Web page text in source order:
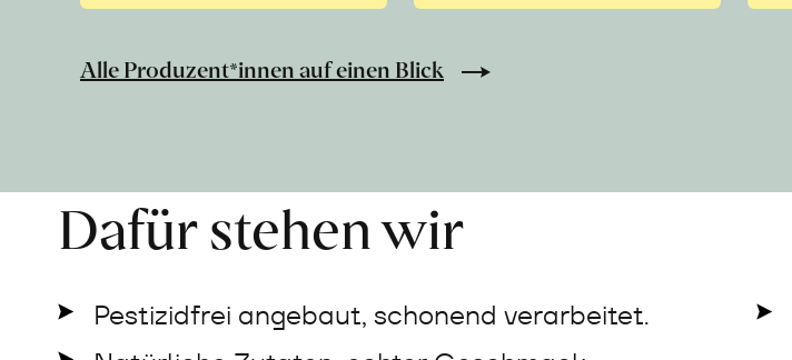
Alle Produzent*innen auf einen Blick
Dafür stehen wir
Pestizidfrei angebaut, schonend verarbeitet.